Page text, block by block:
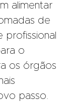
alimentar
de
profissional
o
os órgãos
passo.